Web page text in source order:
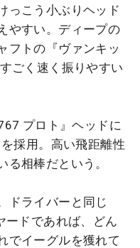
っこう小ぶりヘッド
やすい。ディープの
フトの『ヴァンキッ
ごく速く振りやすい
プロト』ヘッドに
採用。高い飛距離性
相棒だという。
ドライバーと同じ
ードであれば、どん
でイーグルを獲れて